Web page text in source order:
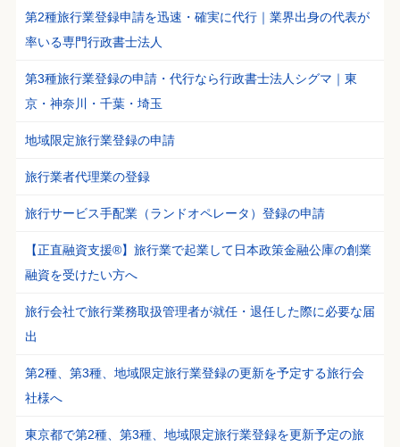
第2種旅行業登録申請を迅速・確実に代行｜業界出身の代表が
率いる専門行政書士法人
第3種旅行業登録の申請・代行なら行政書士法人シグマ｜東
京・神奈川・千葉・埼玉
地域限定旅行業登録の申請
旅行業者代理業の登録
旅行サービス手配業（ランドオペレータ）登録の申請
【正直融資支援®】旅行業で起業して日本政策金融公庫の創業
融資を受けたい方へ
旅行会社で旅行業務取扱管理者が就任・退任した際に必要な届
出
第2種、第3種、地域限定旅行業登録の更新を予定する旅行会
社様へ
東京都で第2種、第3種、地域限定旅行業登録を更新予定の旅